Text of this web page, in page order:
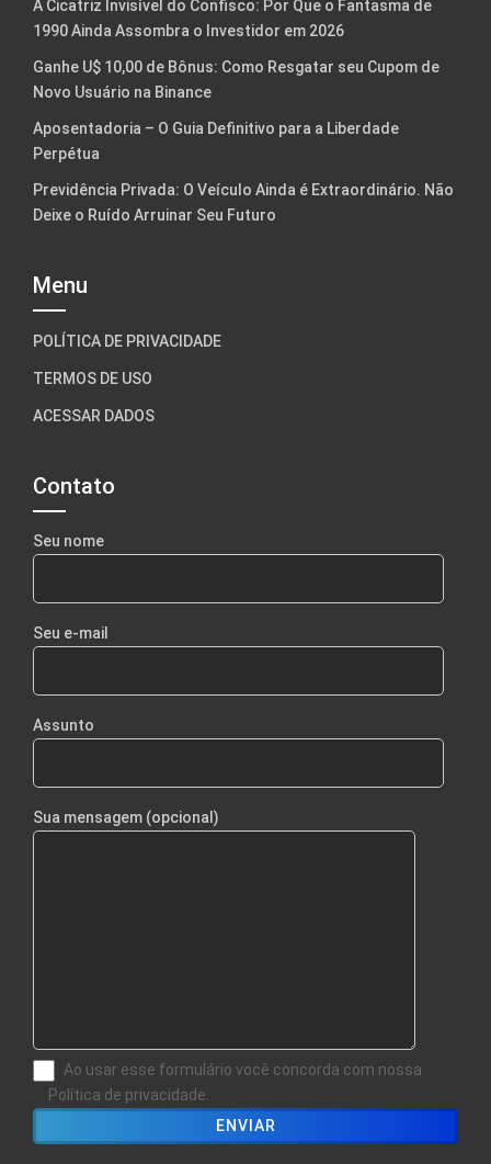
A Cicatriz Invisível do Confisco: Por Que o Fantasma de
1990 Ainda Assombra o Investidor em 2026
Ganhe U$ 10,00 de Bônus: Como Resgatar seu Cupom de
Novo Usuário na Binance
Aposentadoria – O Guia Definitivo para a Liberdade
Perpétua
Previdência Privada: O Veículo Ainda é Extraordinário. Não
Deixe o Ruído Arruinar Seu Futuro
Menu
POLÍTICA DE PRIVACIDADE
TERMOS DE USO
ACESSAR DADOS
Contato
Seu nome
Seu e-mail
Assunto
Sua mensagem (opcional)
Ao usar esse formulário você concorda com nossa
Política de privacidade.